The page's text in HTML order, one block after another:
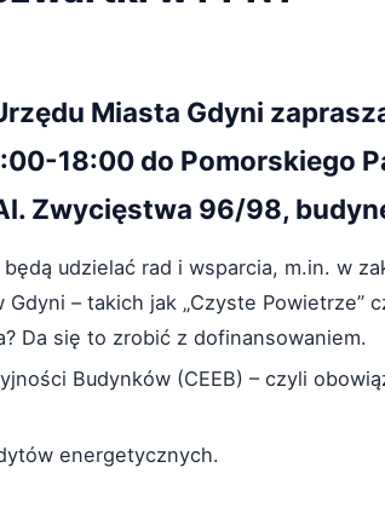
Miasta Gdyni
18:00 do Pomorskiego
Zwycięstwa 96/98,
udzielać rad i wsparcia, m.in. w
– takich jak „Czyste Powietrze”
Da się to zrobić z dofinansowaniem.
Budynków (CEEB) – czyli
energetycznych.